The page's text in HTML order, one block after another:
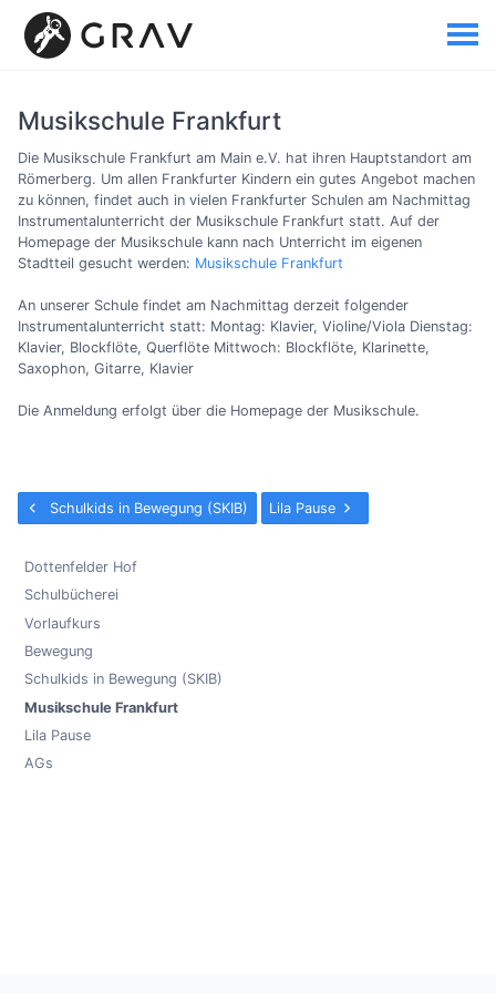
Musikschule Frankfurt
Die Musikschule Frankfurt am Main e.V. hat ihren Hauptstandort am
Römerberg. Um allen Frankfurter Kindern ein gutes Angebot machen
zu können, findet auch in vielen Frankfurter Schulen am Nachmittag
Instrumentalunterricht der Musikschule Frankfurt statt. Auf der
Homepage der Musikschule kann nach Unterricht im eigenen
Stadtteil gesucht werden: Musikschule Frankfurt
An unserer Schule findet am Nachmittag derzeit folgender
Instrumentalunterricht statt: Montag: Klavier, Violine/Viola Dienstag:
Klavier, Blockflöte, Querflöte Mittwoch: Blockflöte, Klarinette,
Saxophon, Gitarre, Klavier
Die Anmeldung erfolgt über die Homepage der Musikschule.
Schulkids in Bewegung (SKIB) Lila Pause
Dottenfelder Hof
Schulbücherei
Vorlaufkurs
Bewegung
Schulkids in Bewegung (SKIB)
Musikschule Frankfurt
Lila Pause
AGs